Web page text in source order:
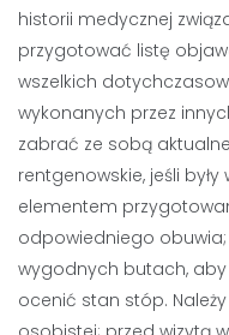
historii medycznej
przygotować listę
wszelkich
wykonanych przez
zabrać ze sobą
rentgenowskie, jeśli
elementem
odpowiedniego
wygodnych butach, aby
ocenić stan stóp.